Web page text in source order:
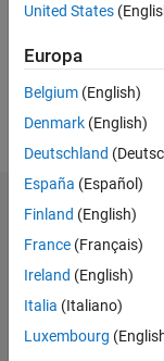
Follow
Badge
Darcy
Cordell's
MATLAB
United States
Europa
Belgium (English)
Denmark (English)
Deutschland
España (Español)
Finland (English)
France (Français)
Ireland (English)
Italia (Italiano)
Luxembourg